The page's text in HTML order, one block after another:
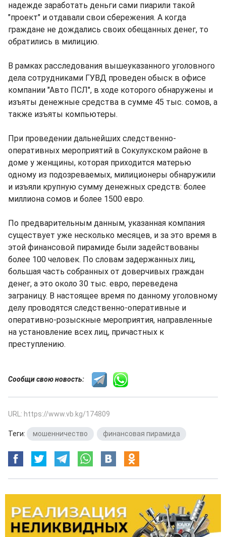
надежде заработать деньги сами пиарили такой
"проект" и отдавали свои сбережения. А когда
граждане не дождались своих обещанных денег, то
обратились в милицию.
В рамках расследования вышеуказанного уголовного
дела сотрудниками ГУВД проведен обыск в офисе
компании "Авто ПСЛ", в ходе которого обнаружены и
изъяты денежные средства в сумме 45 тыс. сомов, а
также изъяты компьютеры.
При проведении дальнейших следственно-
оперативных мероприятий в Сокулукском районе в
доме у женщины, которая приходится матерью
одному из подозреваемых, милиционеры обнаружили
и изъяли крупную сумму денежных средств: более
миллиона сомов и более 1500 евро.
По предварительным данным, указанная компания
существует уже несколько месяцев, и за это время в
этой финансовой пирамиде были задействованы
более 100 человек. По словам задержанных лиц,
большая часть собранных от доверчивых граждан
денег, а это около 30 тыс. евро, переведена
заграницу. В настоящее время по данному уголовному
делу проводятся следственно-оперативные и
оперативно-розыскные мероприятия, направленные
на установление всех лиц, причастных к
преступлению.
Сообщи свою новость:
URL: https://www.vb.kg/174809
Теги: мошенничество финансовая пирамида